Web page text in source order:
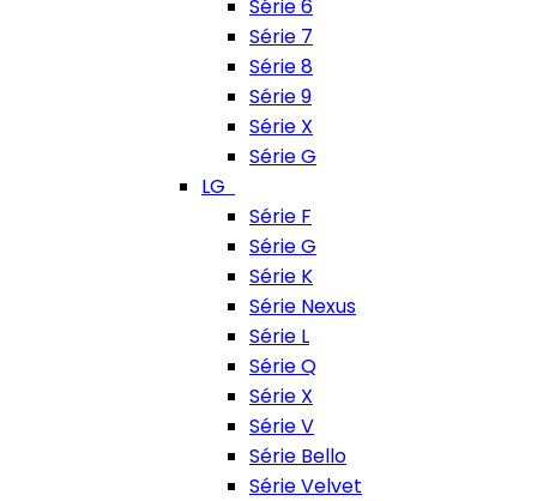
Série 6
Série 7
Série 8
Série 9
Série X
Série G
LG
Série F
Série G
Série K
Série Nexus
Série L
Série Q
Série X
Série V
Série Bello
Série Velvet